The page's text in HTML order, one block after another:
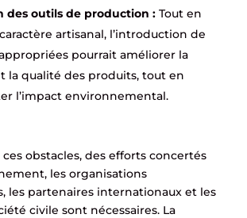
des outils de production : Tout en
artisanal, l’introduction de
pourrait améliorer la
la qualité des produits, tout en
l’impact environnemental.
obstacles, des efforts concertés
les organisations
les partenaires internationaux et les
civile sont nécessaires. La